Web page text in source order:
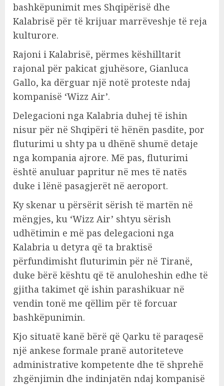
bashkëpunimit mes Shqipërisë dhe
Kalabrisë për të krijuar marrëveshje të reja
kulturore.
Rajoni i Kalabrisë, përmes këshilltarit
rajonal për pakicat gjuhësore, Gianluca
Gallo, ka dërguar një notë proteste ndaj
kompanisë ‘Wizz Air’.
Delegacioni nga Kalabria duhej të ishin
nisur për në Shqipëri të hënën pasdite, por
fluturimi u shty pa u dhënë shumë detaje
nga kompania ajrore. Më pas, fluturimi
është anuluar papritur në mes të natës
duke i lënë pasagjerët në aeroport.
Ky skenar u përsërit sërish të martën në
mëngjes, ku ‘Wizz Air’ shtyu sërish
udhëtimin e më pas delegacioni nga
Kalabria u detyra që ta braktisë
përfundimisht fluturimin për në Tiranë,
duke bërë kështu që të anuloheshin edhe të
gjitha takimet që ishin parashikuar në
vendin tonë me qëllim për të forcuar
bashkëpunimin.
Kjo situatë kanë bërë që Qarku të paraqesë
një ankese formale pranë autoriteteve
administrative kompetente dhe të shprehë
zhgënjimin dhe indinjatën ndaj kompanisë